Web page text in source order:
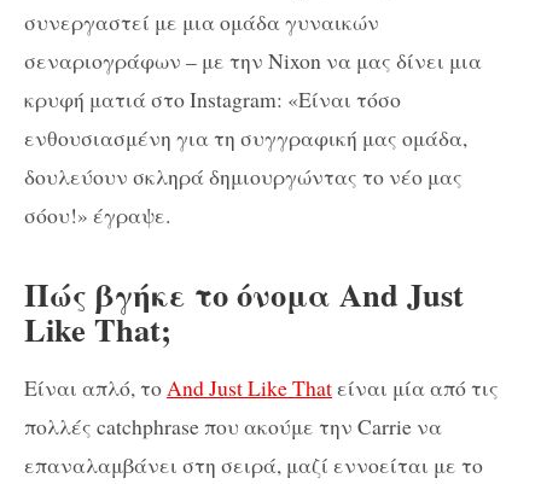
συνεργαστεί με μια ομάδα γυναικών
σεναριογράφων – με την Nixon να μας δίνει μια
κρυφή ματιά στο Instagram: «Είναι τόσο
ενθουσιασμένη για τη συγγραφική μας ομάδα,
δουλεύουν σκληρά δημιουργώντας το νέο μας
σόου!» έγραψε.
Πώς βγήκε το όνομα And Just
Like That;
Eίναι απλό, τοAnd Just Like Thatείναι μία από τις
πολλές catchphrase που ακούμε την Carrie να
επαναλαμβάνει στη σειρά, μαζί εννοείται με το